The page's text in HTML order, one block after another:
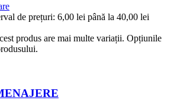
de prețuri: 6,00 lei până la 40,00 lei
produs are mai multe variații. Opțiunile